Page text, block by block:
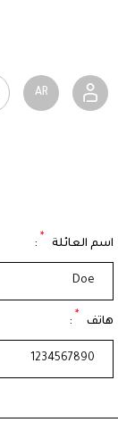
AR
اسم العائلة *
:
هاتف *
: